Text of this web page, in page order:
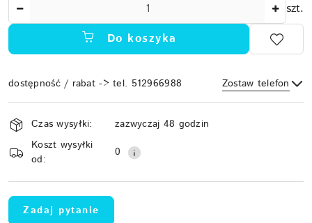
szt.
Do koszyka
dostępność / rabat -> tel. 512966988 Zostaw telefon
Wyślij
Dostępność
i
dostawa
Czas wysyłki:
zazwyczaj 48 godzin
Koszt wysyłki
od:
0
Zadaj pytanie